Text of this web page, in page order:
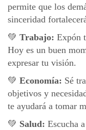
permite que los
sinceridad
💚 Trabajo: Expón
Hoy es un buen
expresar tu visión.
💚 Economía: Sé
objetivos y
te ayudará a tomar
💚 Salud: Escucha